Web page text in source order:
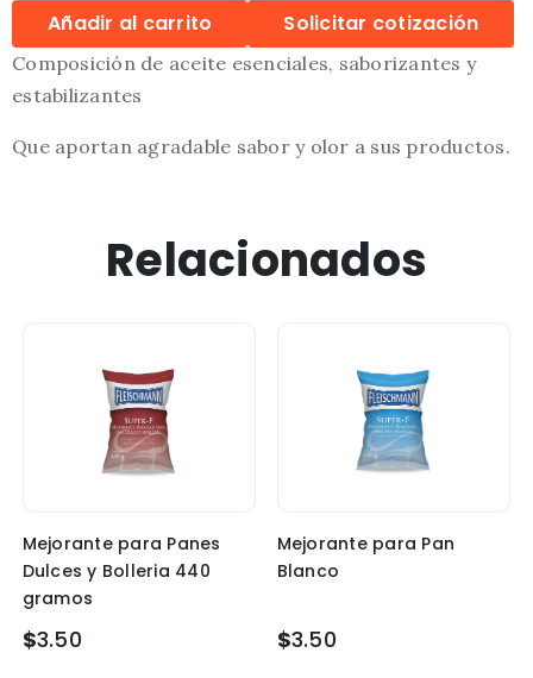
Añadir al carrito Solicitar cotización
Composición de aceite esenciales, saborizantes y
estabilizantes
Que aportan agradable sabor y olor a sus productos.
Relacionados
Mejorante para Panes
Dulces y Bolleria 440
gramos
$3.50
Mejorante para Pan
Blanco
$3.50